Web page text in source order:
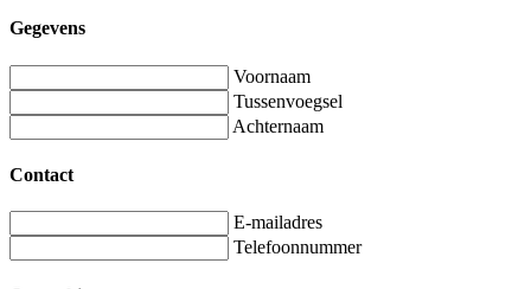
Gegevens
Voornaam
Tussenvoegsel
Achternaam
Contact
E-mailadres
Telefoonnummer